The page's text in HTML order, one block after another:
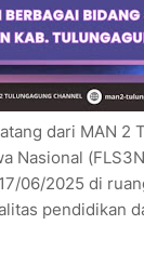
dari MAN 2
Nasional
06/2025 di
pendidikan